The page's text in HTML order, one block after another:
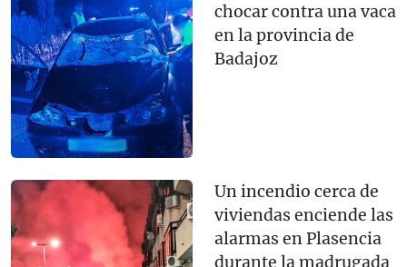
chocar contra una vaca
en la provincia de
Badajoz
Un incendio cerca de
viviendas enciende las
alarmas en Plasencia
durante la madrugada